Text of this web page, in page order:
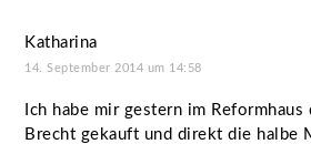
Katharina
14. September 2014 um 14:58
Ich habe mir gestern im
Brecht gekauft und direkt die halbe